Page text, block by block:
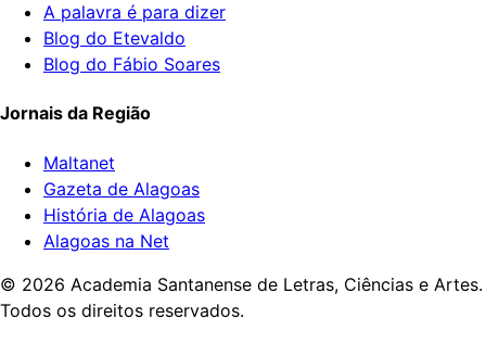
A palavra é para dizer
Blog do Etevaldo
Blog do Fábio Soares
Jornais da Região
Maltanet
Gazeta de Alagoas
História de Alagoas
Alagoas na Net
© 2026 Academia Santanense de Letras, Ciências e Artes.
Todos os direitos reservados.